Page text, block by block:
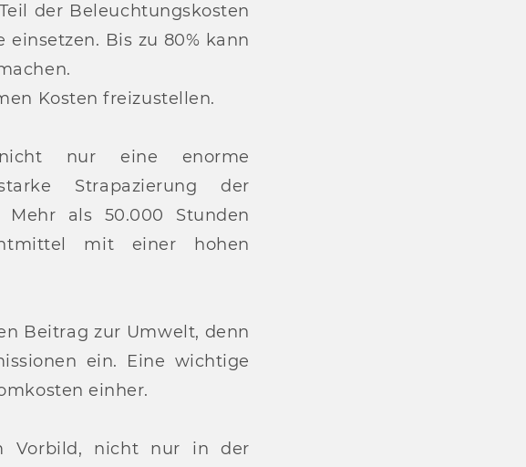
der Beleuchtungskosten
einsetzen. Bis zu 80% kann
Kosten freizustellen.
nur eine enorme
Strapazierung der
als 50.000 Stunden
mit einer hohen
Beitrag zur Umwelt, denn
ein. Eine wichtige
einher.
Vorbild, nicht nur in der